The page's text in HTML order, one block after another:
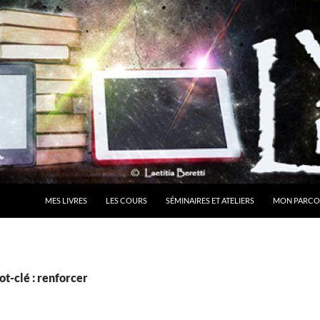
MES LIVRES LES COURS SÉMINAIRES ET ATELIERS MON
clé : renforcer